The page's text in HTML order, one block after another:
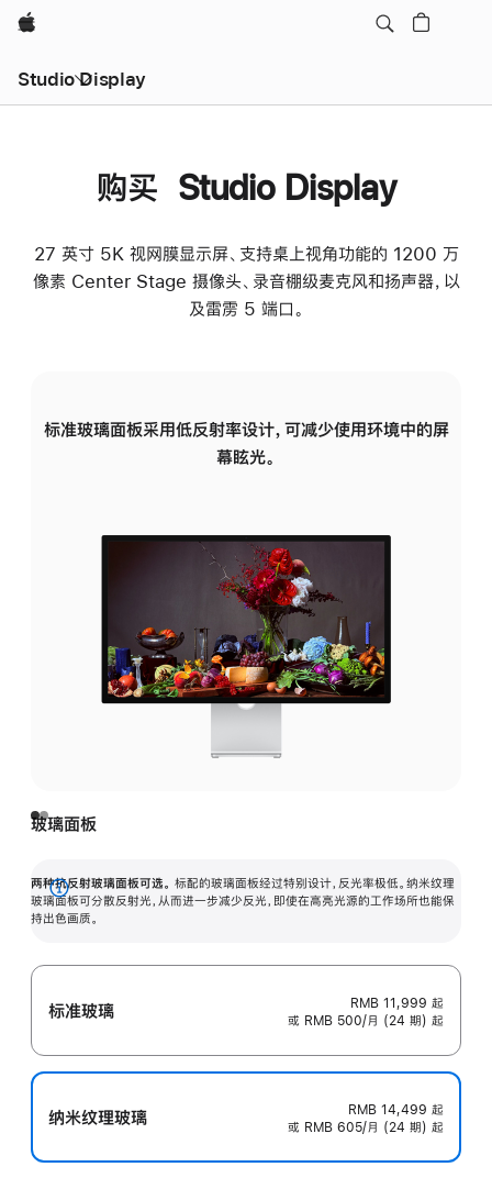
Apple
Studio Display
购买 Studio Display
27 英寸 5K 视网膜显示屏、支持桌上视角功能的 1200 万
像素 Center Stage 摄像头、录音棚级麦克风和扬声器，以
及雷雳 5 端口。
标准玻璃面板采用低反射率设计，可减少使用环境中的屏
幕眩光。
玻璃面板
两种抗反射玻璃面板可选。 标配的玻璃面板经过特别设计，反光率极低。纳米纹理
玻璃面板可分散反射光，从而进一步减少反光，即使在高亮光源的工作场所也能保
持出色画质。
展
开
标准玻璃 RMB 11,999 起
或 RMB 500/月 (24 期) 起
纳米纹理玻璃 RMB 14,499 起
或 RMB 605/月 (24 期) 起